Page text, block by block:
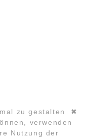
✖
zu gestalten
verwenden
Nutzung der